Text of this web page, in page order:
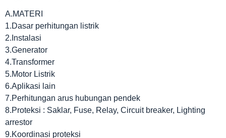
A.MATERI
1.Dasar perhitungan listrik
2.Instalasi
3.Generator
4.Transformer
5.Motor Listrik
6.Aplikasi lain
7.Perhitungan arus hubungan pendek
8.Proteksi : Saklar, Fuse, Relay, Circuit breaker, Lighting
arrestor
9.Koordinasi proteksi